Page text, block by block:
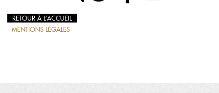
RETOUR À L’ACCUEIL
MENTIONS LÉGALES